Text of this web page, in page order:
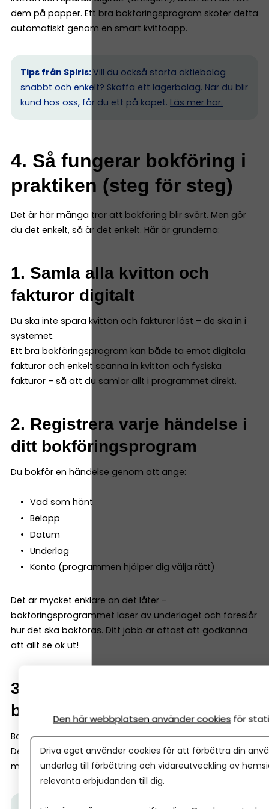
dem på papper. Ett bra bokföringsprogram sköter detta
automatiskt genom en smart kvittoapp.
Tips från Spiris:Vill du också starta aktiebolag
snabbt och enkelt? Skaffa ett lagerbolag. När du blir
kund hos oss, får du ett på köpet. Läs mer här.
4. Så fungerar bokföring i
praktiken (steg för steg)
Det är här många tror att bokföring blir svårt. Men gör
du det enkelt, så är det enkelt. Här är grunderna:
1. Samla alla kvitton och
fakturor digitalt
Du ska inte spara kvitton och fakturor löst – de ska in i
systemet.
Ett bra bokföringsprogram kan både ta emot digitala
fakturor och enkelt scanna in kvitton och fysiska
fakturor – så att du samlar allt i programmet direkt.
2. Registrera varje händelse i
ditt bokföringsprogram
Du bokför en händelse genom att ange:
Vad som hänt
Belopp
Datum
Underlag
Konto (programmen hjälper dig välja rätt)
Det är mycket enklare än det låter –
bokföringsprogrammet läser av underlaget och föreslår
hur det ska bokföras. Ditt jobb är oftast att godkänna
att allt se ok ut!
3. Matcha bokföringen mot
bankkontot
Bankhändelser måste stämma med bokföringen.
De flesta program har bankkoppling som gör
matchningen enkel.
Den här webbplatsen använder cookies för
Driva eget använder cookies för att förbättra din
underlag till förbättring och vidareutveckling av
relevanta erbjudanden till dig.